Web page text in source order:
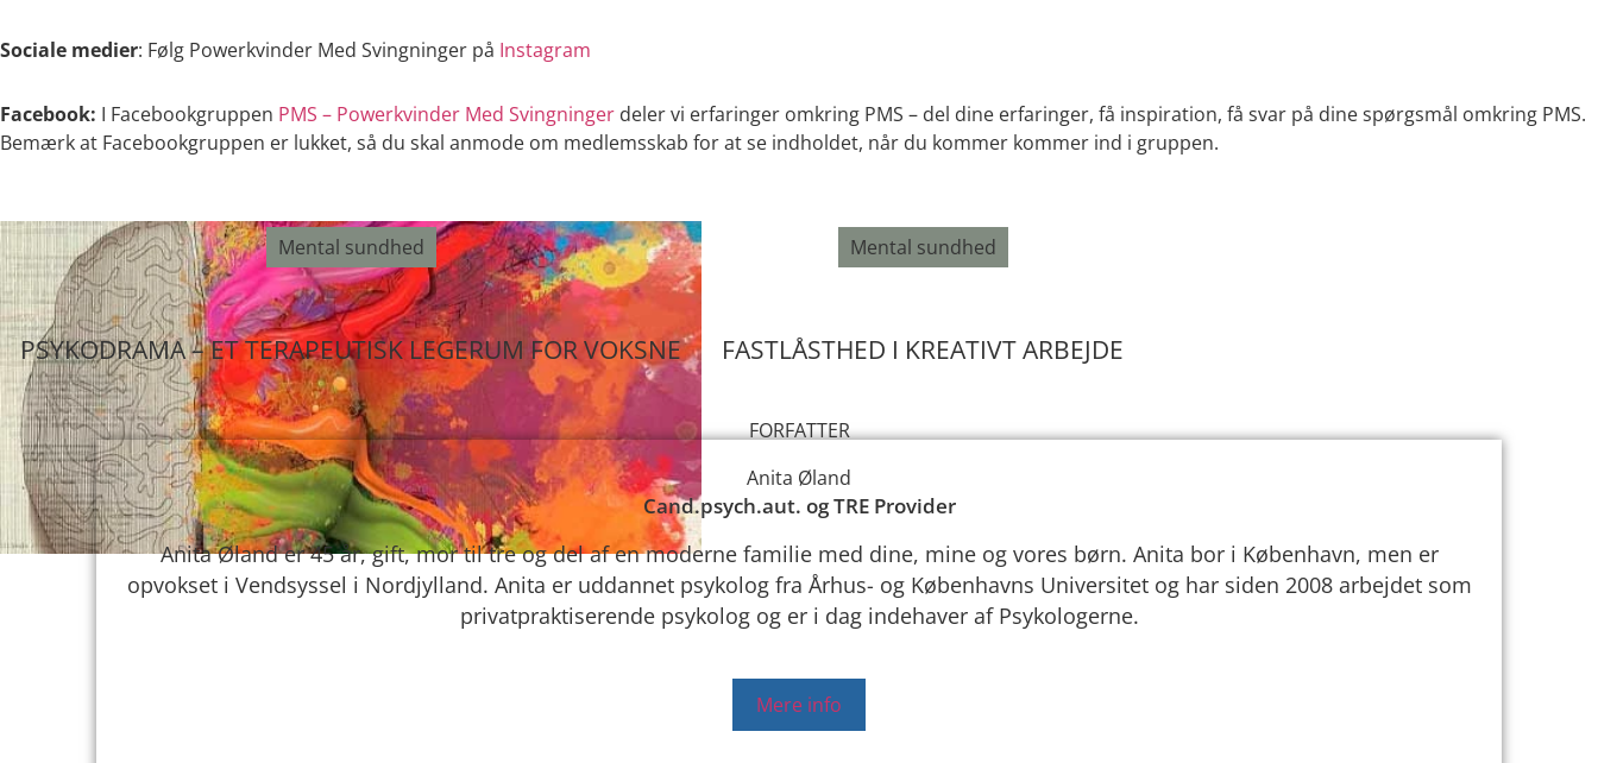
Sociale medier: Følg Powerkvinder Med Svingninger på Instagram
Facebook: I Facebookgruppen PMS – Powerkvinder Med Svingninger deler vi erfaringer omkring PMS – del dine erfaringer, få inspiration, få svar på dine spørgsmål omkring PMS.
Bemærk at Facebookgruppen er lukket, så du skal anmode om medlemsskab for at se indholdet, når du kommer kommer ind i gruppen.
00:00
Mental sundhed
PSYKODRAMA – ET TERAPEUTISK LEGERUM FOR VOKSNE
Mental sundhed
FASTLÅSTHED I KREATIVT ARBEJDE
FORFATTER
Anita Øland
Cand.psych.aut. og TRE Provider
Anita Øland er 45 år, gift, mor til tre og del af en moderne familie med dine, mine og vores børn. Anita bor i København, men er
opvokset i Vendsyssel i Nordjylland. Anita er uddannet psykolog fra Århus- og Københavns Universitet og har siden 2008 arbejdet som
privatpraktiserende psykolog og er i dag indehaver af Psykologerne.
Mere info